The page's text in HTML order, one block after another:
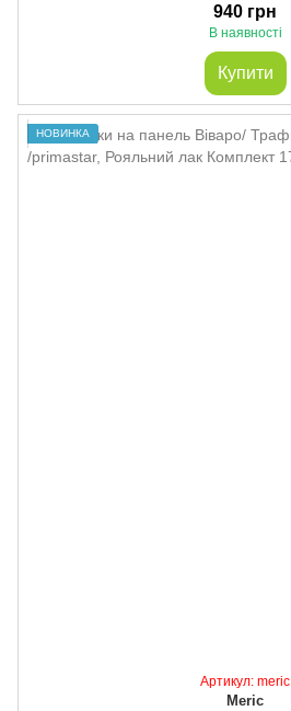
940 грн
В наявності
Купити
НОВИНКА
Артикул: meric
Meric